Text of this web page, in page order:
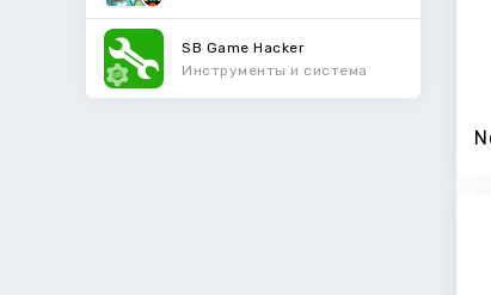
SB Game Hacker
Инструменты и система